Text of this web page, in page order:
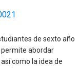
de sexto año
permite abordar
como la idea de